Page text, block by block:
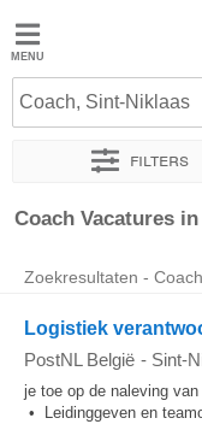
Jobted
Taal
Coach, Sint-Niklaas
Filters
Sorteer op Exacte
Coach Vacatures
Zoekresultaten -
Logistiek
PostNL België - Sint-
je toe op de naleving
• Leidinggeven en